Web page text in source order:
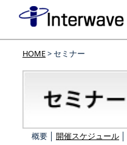
HOME> セミナー
概要 │ 開催スケジュール